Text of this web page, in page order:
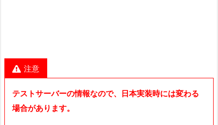
注意
テストサーバーの情報なので、日本実装時には変わる
場合があります。